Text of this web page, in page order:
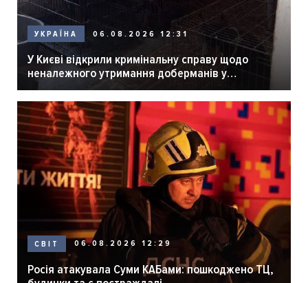
УКРАЇНА 06.08.2026 12:31
У Києві відкрили кримінальну справу щодо
неналежного утримання доберманів у
розпліднику
СВІТ 06.08.2026 12:29
Росія атакувала Суми КАБами: пошкоджено ТЦ,